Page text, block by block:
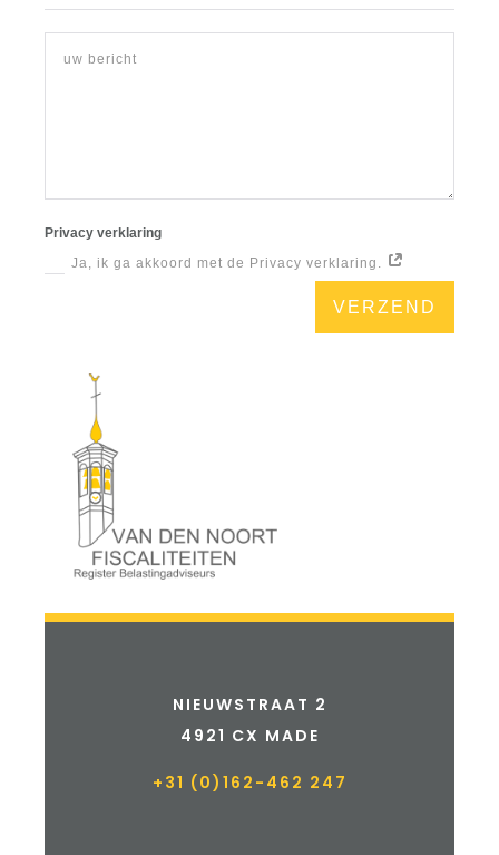
Privacy verklaring
Ja, ik ga akkoord met de Privacy verklaring.
VERZEND
NIEUWSTRAAT 2
4921 CX MADE
+31 (0)162-462 247